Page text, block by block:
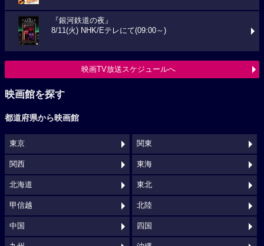
『銀河鉄道の夜』
8/11(火) NHK/Eテレにて(09:00～)
映画TV放送スケジュールへ
映画館を探す
都道府県から映画館
東京 関東
関西 東海
北海道 東北
甲信越 北陸
中国 四国